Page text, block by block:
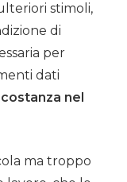
stimoli,
di
per
dati
nel
ma troppo